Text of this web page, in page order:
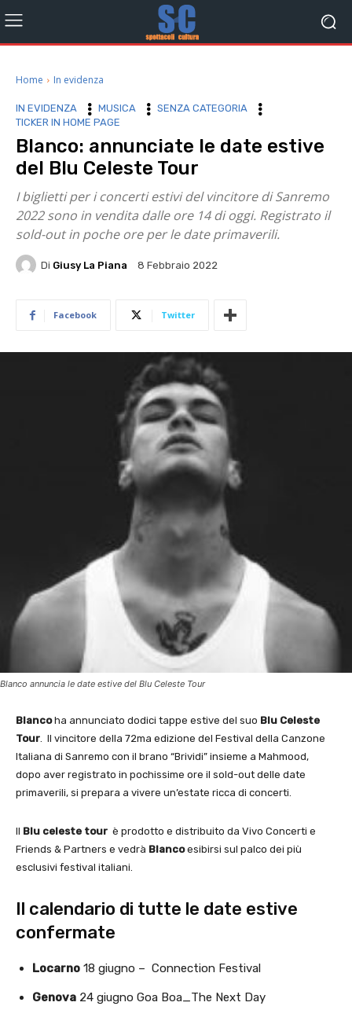
Home In evidenza
IN EVIDENZA MUSICA
SENZA CATEGORIA
TICKER IN HOME PAGE
Blanco: annunciate le date estive
del Blu Celeste Tour
I biglietti per i concerti estivi del vincitore di Sanremo
2022 sono in vendita dalle ore 14 di oggi. Registrato il
sold-out in poche ore per le date primaverili.
Di Giusy La Piana 8 Febbraio 2022
Facebook Twitter
Blanco annuncia le date estive del Blu Celeste Tour
Blancoha annunciato dodici tappe estive del suo Blu Celeste
Tour. Il vincitore della 72ma edizione del Festival della Canzone
Italiana di Sanremo con il brano “Brividi” insieme a Mahmood,
dopo aver registrato in pochissime ore il sold-out delle date
primaverili, si prepara a vivere un’estate ricca di concerti.
Il Blu celeste tour è prodotto e distribuito da Vivo Concerti e
Friends & Partners e vedrà Blancoesibirsi sul palco dei più
esclusivi festival italiani.
Il calendario di tutte le date estive
confermate
Locarno 18 giugno – Connection Festival
Genova 24 giugno Goa Boa_The Next Day